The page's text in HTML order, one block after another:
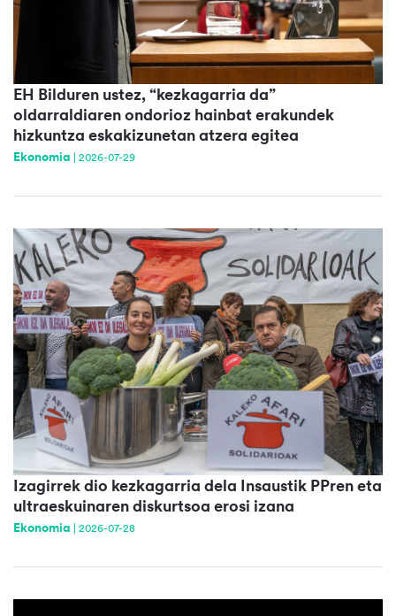
EH Bilduren ustez, “kezkagarria da”
oldarraldiaren ondorioz hainbat erakundek
hizkuntza eskakizunetan atzera egitea
Ekonomia 2026-07-29
Izagirrek dio kezkagarria dela Insaustik PPren eta
ultraeskuinaren diskurtsoa erosi izana
Ekonomia 2026-07-28